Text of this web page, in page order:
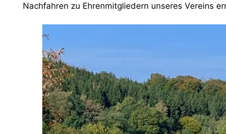
Nachfahren zu Ehrenmitgliedern unseres Vereins